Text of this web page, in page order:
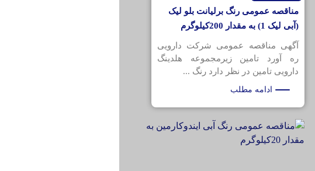
مناقصه عمومی رنگ برلیانت بلو لیک
(آبی لیک 1) به مقدار 200کیلوگرم
آگهی مناقصه عمومی شرکت دارویی
ره آورد تامین زیرمجموعه هلدینگ
دارویی تامین در نظر دارد رنگ ...
ادامه مطلب